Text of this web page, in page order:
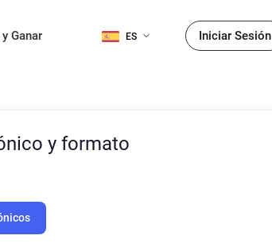
Ganar ES Iniciar Sesión
y formato